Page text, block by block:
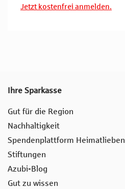
Jetzt kostenfrei anmelden.
Ihre Sparkasse
Gut für die Region
Nachhaltigkeit
Spendenplattform Heimatlieben
Stiftungen
Azubi-Blog
Gut zu wissen